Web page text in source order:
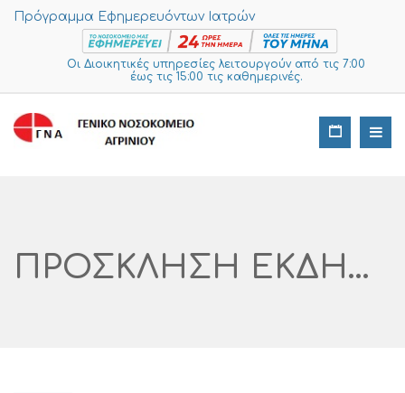
Πρόγραμμα Εφημερευόντων Ιατρών
Οι Διοικητικές υπηρεσίες λειτουργούν από τις 7:00
έως τις 15:00 τις καθημερινές.
ΠΡΟΣΚΛΗΣΗ ΕΚΔΗΛΩΣΗΣ ΕΝΔΙΑΦΕΡΟΝΤΟΣ ΓΙΑ ΤΗΝ ΠΡΟΜΗΘΕΙA ΠΑΓΙΟΥ ΕΞΟΠΛΙΣΜΟΥ (1)/2023 ΤΗΣ ΤΕΧΝΙΚΗΣ ΥΠΗΡΕΣΙΑΣ ΑΡ. ΔΙΑΓΩΝΙΣΜΟΥ I SUPPLIES: 186 -2022